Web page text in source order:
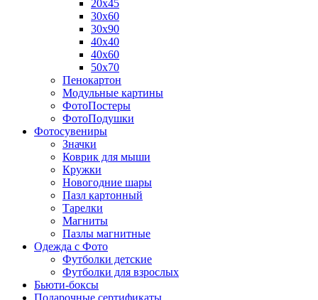
20х45
30х60
30х90
40х40
40х60
50х70
Пенокартон
Модульные картины
ФотоПостеры
ФотоПодушки
Фотоcувениры
Значки
Коврик для мыши
Кружки
Новогодние шары
Пазл картонный
Тарелки
Магниты
Пазлы магнитные
Одежда с Фото
Футболки детские
Футболки для взрослых
Бьюти-боксы